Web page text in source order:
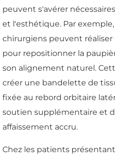
peuvent s'avérer
et l'esthétique. Par
chirurgiens peuvent réaliser
pour repositionner la
son alignement naturel.
créer une bandelette de
fixée au rebord orbitaire
soutien supplémentaire et
affaissement accru.
Chez les patients